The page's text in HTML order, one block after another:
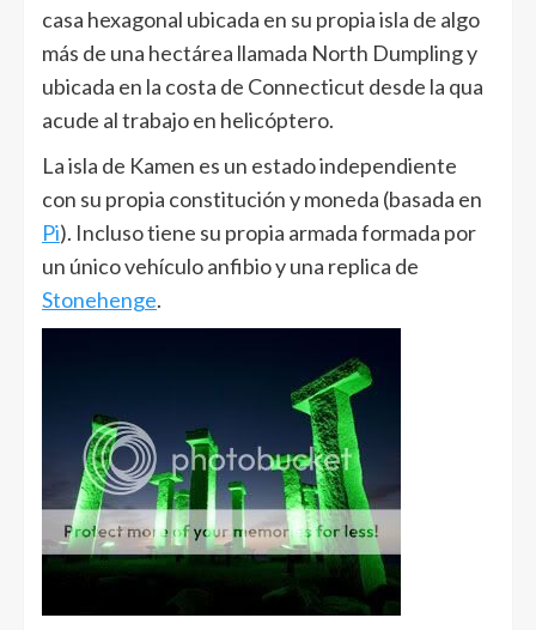
casa hexagonal ubicada en su propia isla de algo
más de una hectárea llamada North Dumpling y
ubicada en la costa de Connecticut desde la qua
acude al trabajo en helicóptero.
La isla de Kamen es un estado independiente
con su propia constitución y moneda (basada en
Pi). Incluso tiene su propia armada formada por
un único vehículo anfibio y una replica de
Stonehenge.